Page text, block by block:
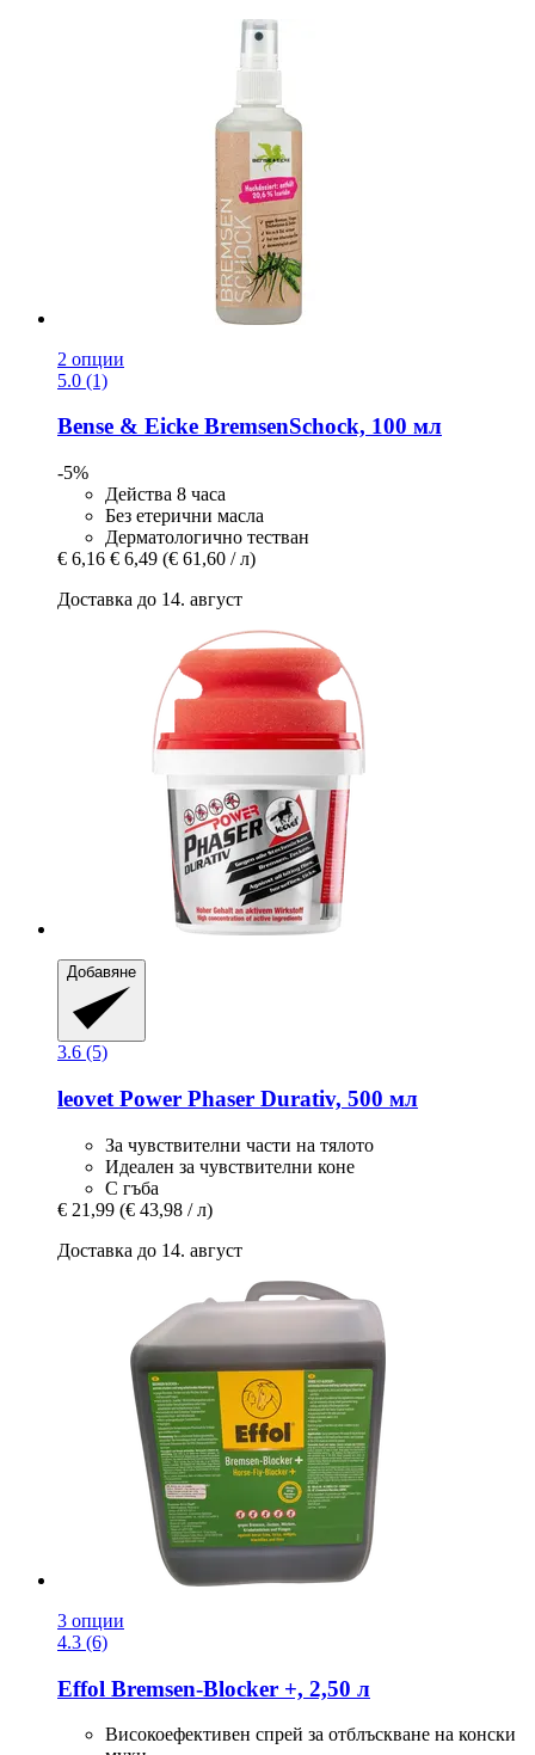
2 опции
5.0 (1)
Bense & Eicke BremsenSchock, 100 мл
-5%
Действа 8 часа
Без етерични масла
Дерматологично тестван
€ 6,16 € 6,49 (€ 61,60 / л)
Доставка до 14. август
Добавяне
3.6 (5)
leovet Power Phaser Durativ, 500 мл
За чувствителни части на тялото
Идеален за чувствителни коне
С гъба
€ 21,99 (€ 43,98 / л)
Доставка до 14. август
3 опции
4.3 (6)
Effol Bremsen-​Blocker +, 2,50 л
Високоефективен спрей за отблъскване на конски